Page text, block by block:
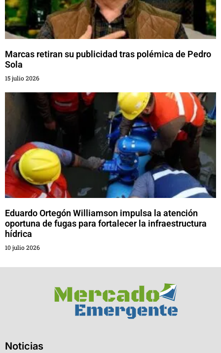
Marcas retiran su publicidad tras polémica de Pedro
Sola
15 julio 2026
Eduardo Ortegón Williamson impulsa la atención
oportuna de fugas para fortalecer la infraestructura
hídrica
10 julio 2026
Noticias